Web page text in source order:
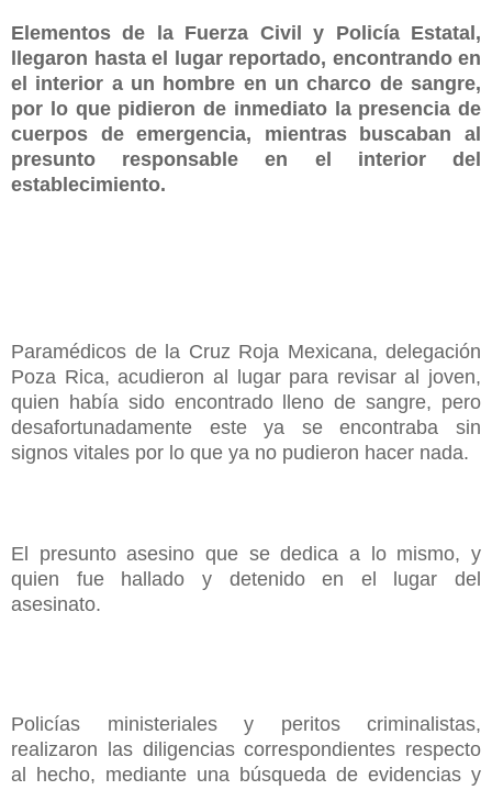
Elementos de la Fuerza Civil y Policía Estatal,
llegaron hasta el lugar reportado, encontrando en
el interior a un hombre en un charco de sangre,
por lo que pidieron de inmediato la presencia de
cuerpos de emergencia, mientras buscaban al
presunto responsable en el interior del
establecimiento.
Paramédicos de la Cruz Roja Mexicana, delegación
Poza Rica, acudieron al lugar para revisar al joven,
quien había sido encontrado lleno de sangre, pero
desafortunadamente este ya se encontraba sin
signos vitales por lo que ya no pudieron hacer nada.
El presunto asesino que se dedica a lo mismo, y
quien fue hallado y detenido en el lugar del
asesinato.
Policías ministeriales y peritos criminalistas,
realizaron las diligencias correspondientes respecto
al hecho, mediante una búsqueda de evidencias y